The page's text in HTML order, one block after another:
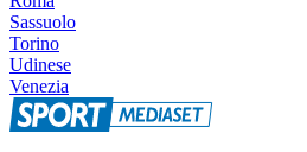
Sassuolo
Torino
Udinese
Venezia